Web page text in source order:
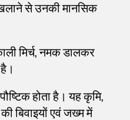
से उनकी मानसिक
मिर्च, नमक डालकर
होता है। यह कृमि,
बिवाइयों एवं जख्म में